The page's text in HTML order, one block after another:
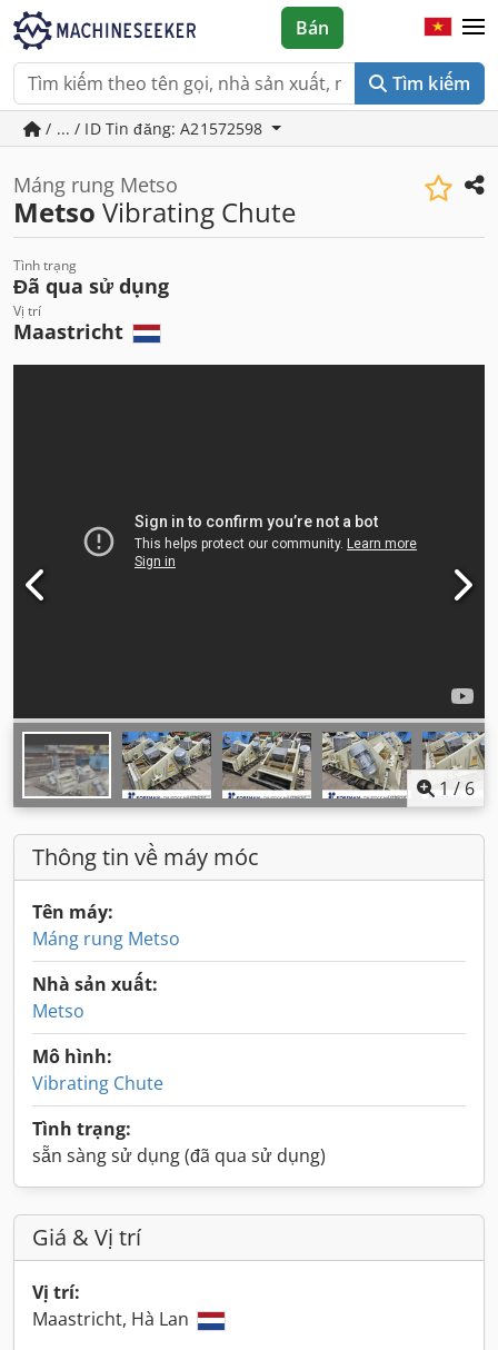
Tìm kiếm
Bán
/ ... / ID Tin đăng: A21572598
Máng rung Metso
Metso Vibrating Chute
Tình trạng
Đã qua sử dụng
Vị trí
Maastricht
1 /6
Thông tin về máy móc
Tên máy:
Máng rung Metso
Nhà sản xuất:
Metso
Mô hình:
Vibrating Chute
Tình trạng:
sẵn sàng sử dụng (đã qua sử dụng)
Giá & Vị trí
Vị trí:
Maastricht, Hà Lan